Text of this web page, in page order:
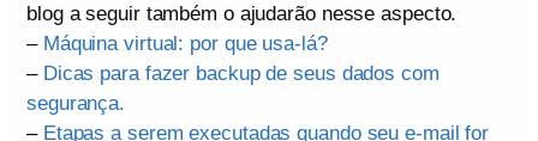
blog a seguir também o ajudarão nesse aspecto.
– Máquina virtual: por que usa-lá?
– Dicas para fazer backup de seus dados com
segurança.
– Etapas a serem executadas quando seu e-mail for